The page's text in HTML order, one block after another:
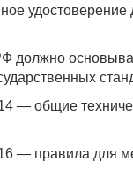
должно
— общие
— правила для